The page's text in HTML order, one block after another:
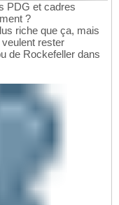
PDG et cadres
?
riche que ça, mais
rester
de Rockefeller dans